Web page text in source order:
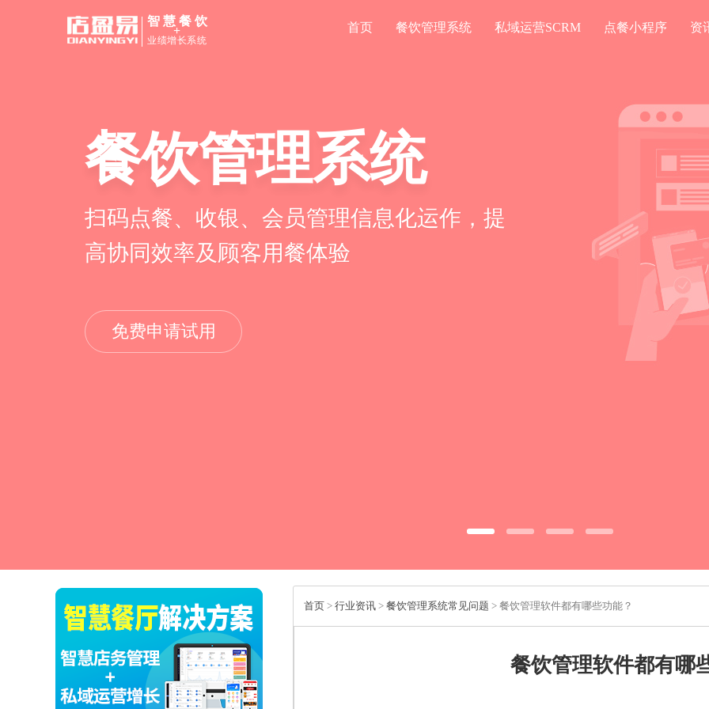
智慧餐饮
+
业绩增长系统
首页 餐饮管理系统 私域运营SCRM 点餐小程序 资
餐饮管理系统
扫码点餐、收银、会员管理信息化运作，提
高协同效率及顾客用餐体验
免费申请试用
首页 > 行业资讯 > 餐饮管理系统常见问题 > 餐饮管理软件都有哪些功能？
餐饮管理软件都有哪